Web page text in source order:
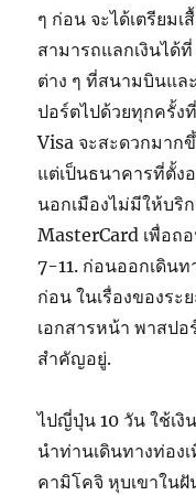
ๆ ก่อน จะได้เตรียม
สามารถแลกเงินได้
ต่าง ๆ ที่สนามบินแ
ปอร์ตไปด้วยทุกครั้ง
Visa จะสะดวกมาก
แต่เป็นธนาคารที่ตั้ง
นอกเมืองไม่มีให้บริ
MasterCard เพื่อถ
7-11. ก่อนออกเดินท
ก่อน ในเรื่องของระ
เอกสารหน้า พาสปอ
สำคัญอยู่.
ไปญี่ปุ่น 10 วัน ใช้เงิ
นำท่านเดินทางท่อง
คามิโคจิ หุบเขาใน